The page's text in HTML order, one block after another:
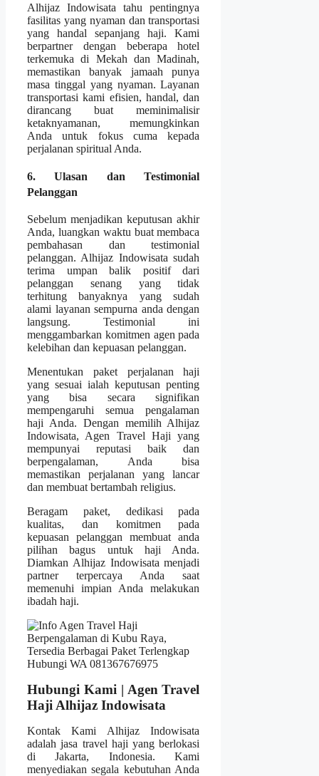
Alhijaz Indowisata tahu pentingnya
fasilitas yang nyaman dan transportasi
yang handal sepanjang haji. Kami
berpartner dengan beberapa hotel
terkemuka di Mekah dan Madinah,
memastikan banyak jamaah punya
masa tinggal yang nyaman. Layanan
transportasi kami efisien, handal, dan
dirancang buat meminimalisir
ketaknyamanan, memungkinkan
Anda untuk fokus cuma kepada
perjalanan spiritual Anda.
6. Ulasan dan Testimonial
Pelanggan
Sebelum menjadikan keputusan akhir
Anda, luangkan waktu buat membaca
pembahasan dan testimonial
pelanggan. Alhijaz Indowisata sudah
terima umpan balik positif dari
pelanggan senang yang tidak
terhitung banyaknya yang sudah
alami layanan sempurna anda dengan
langsung. Testimonial ini
menggambarkan komitmen agen pada
kelebihan dan kepuasan pelanggan.
Menentukan paket perjalanan haji
yang sesuai ialah keputusan penting
yang bisa secara signifikan
mempengaruhi semua pengalaman
haji Anda. Dengan memilih Alhijaz
Indowisata, Agen Travel Haji yang
mempunyai reputasi baik dan
berpengalaman, Anda bisa
memastikan perjalanan yang lancar
dan membuat bertambah religius.
Beragam paket, dedikasi pada
kualitas, dan komitmen pada
kepuasan pelanggan membuat anda
pilihan bagus untuk haji Anda.
Diamkan Alhijaz Indowisata menjadi
partner terpercaya Anda saat
memenuhi impian Anda melakukan
ibadah haji.
Hubungi Kami | Agen Travel
Haji Alhijaz Indowisata
Kontak Kami Alhijaz Indowisata
adalah jasa travel haji yang berlokasi
di Jakarta, Indonesia. Kami
menyediakan segala kebutuhan Anda